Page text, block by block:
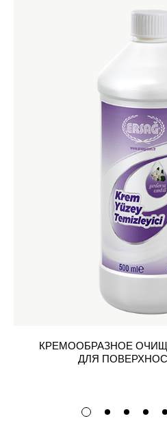
КРЕМООБРАЗНОЕ
ДЛЯ